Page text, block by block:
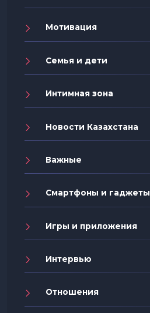
Мотивация
Семья и дети
Интимная зона
Новости Казахстана
Важные
Смартфоны и гаджеты
Игры и приложения
Интервью
Отношения